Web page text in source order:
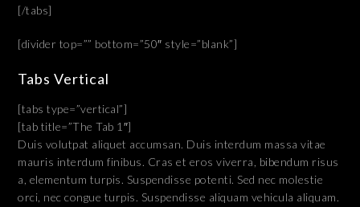
[/tabs]
[divider top=”” bottom=”50″ style=”blank”]
Tabs Vertical
[tabs type=”vertical”]
[tab title=”The Tab 1″]
Duis volutpat aliquet accumsan. Duis interdum massa vitae
mauris interdum finibus. Cras et eros viverra, bibendum risus
a, elementum turpis. Suspendisse potenti. Sed nec molestie
orci, nec congue turpis. Suspendisse aliquam vehicula aliquam.